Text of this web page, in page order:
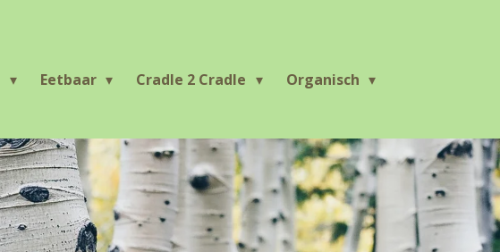
Eetbaar Cradle 2 Cradle
Organisch